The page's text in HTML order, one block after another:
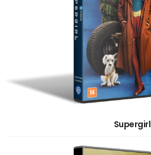
Supergirl